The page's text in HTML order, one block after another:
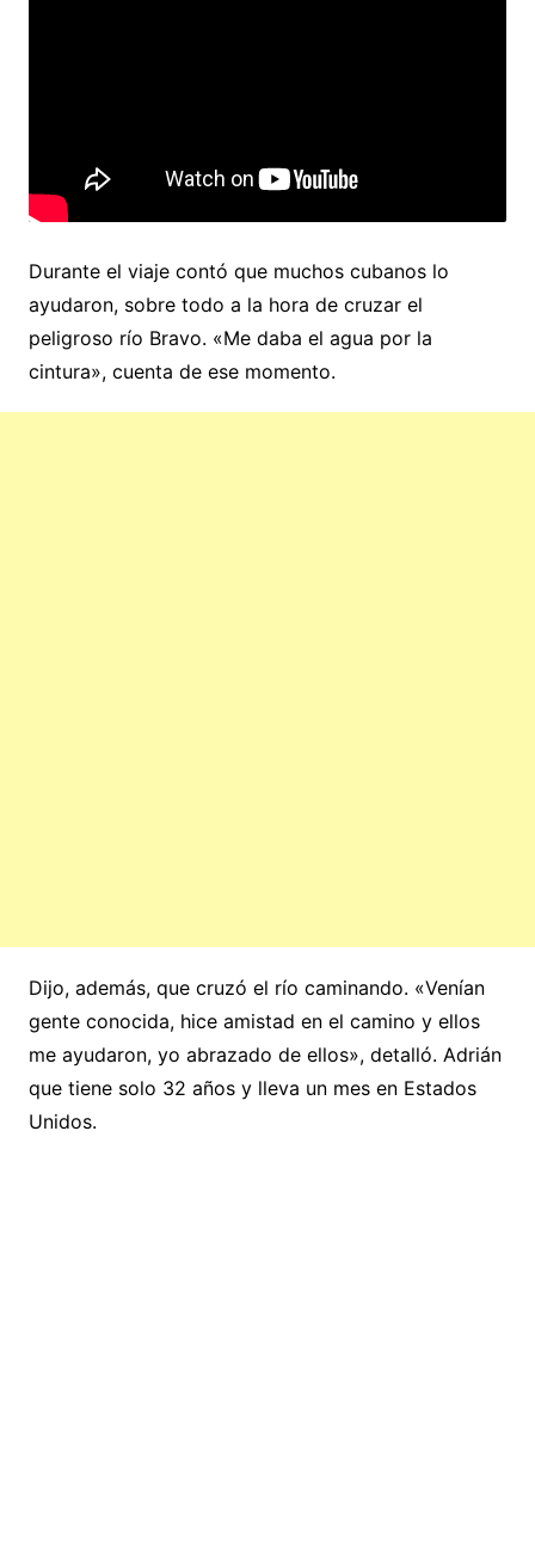
Durante el viaje contó que muchos cubanos lo
ayudaron, sobre todo a la hora de cruzar el
peligroso río Bravo. «Me daba el agua por la
cintura», cuenta de ese momento.
Dijo, además, que cruzó el río caminando. «Venían
gente conocida, hice amistad en el camino y ellos
me ayudaron, yo abrazado de ellos», detalló. Adrián
que tiene solo 32 años y lleva un mes en Estados
Unidos.